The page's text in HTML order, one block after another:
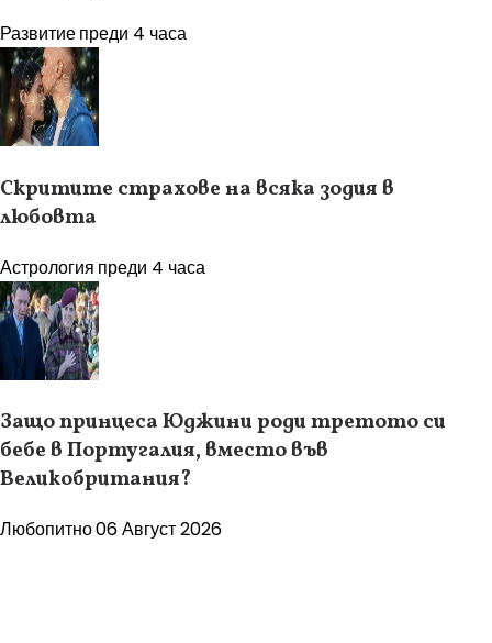
Развитиепреди 4 часа
Скритите страхове на всяка зодия в
любовта
Астрология преди 4 часа
Защо принцеса Юджини роди третото си
бебе в Португалия, вместо във
Великобритания?
Любопитно06 Август 2026